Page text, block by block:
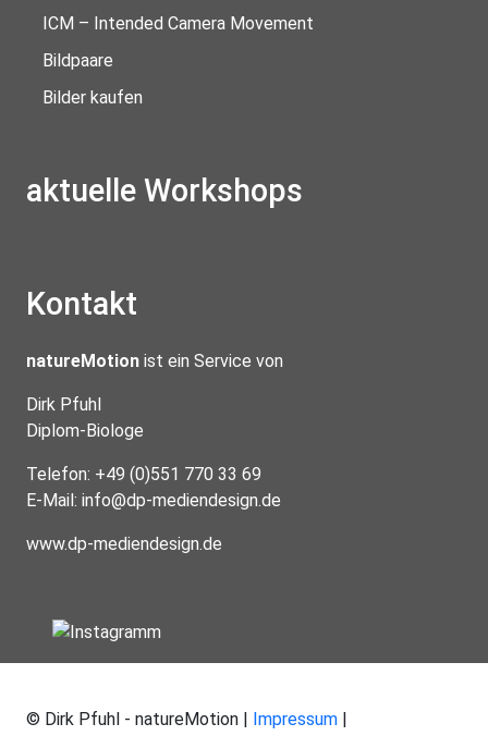
ICM – Intended Camera Movement
Bildpaare
Bilder kaufen
aktuelle Workshops
Kontakt
natureMotion ist ein Service von
Dirk Pfuhl
Diplom-Biologe
Telefon: +49 (0)551 770 33 69
E-Mail: info@dp-mediendesign.de
www.dp-mediendesign.de
© Dirk Pfuhl - natureMotion | Impressum |